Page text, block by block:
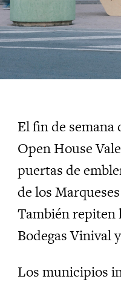
El fin de semana
Open House
puertas de
de los
También repiten
Bodegas Vinival
Los municipios